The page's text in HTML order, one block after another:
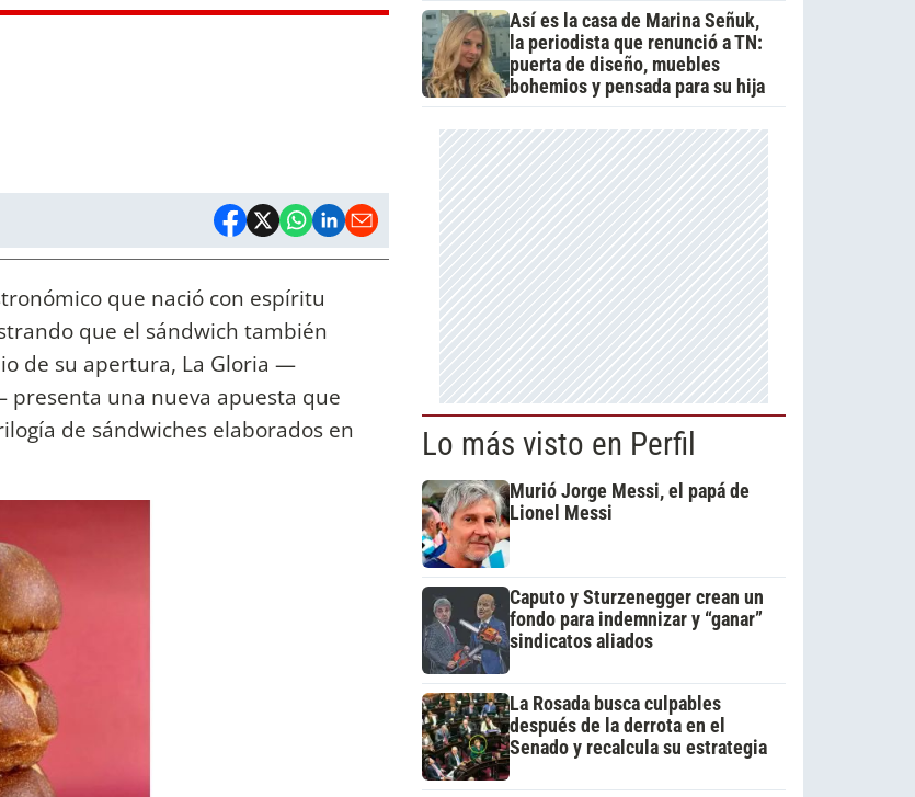
que nació con espíritu
que el sándwich también
de su apertura, La Gloria —
una nueva apuesta que
de sándwiches elaborados en
Así es la casa de Marina Señuk,
la periodista que renunció a TN:
puerta de diseño, muebles
bohemios y pensada para su hija
Lo más visto en Perfil
Murió Jorge Messi, el papá de
Lionel Messi
Caputo y Sturzenegger crean un
fondo para indemnizar y “ganar”
sindicatos aliados
La Rosada busca culpables
después de la derrota en el
Senado y recalcula su estrategia